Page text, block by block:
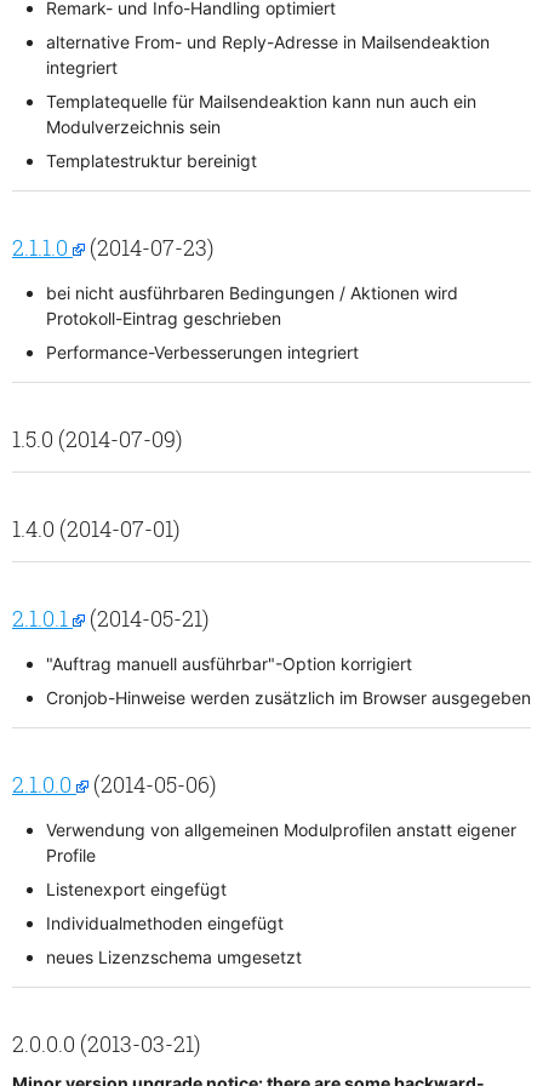
Remark- und Info-Handling optimiert
alternative From- und Reply-Adresse in Mailsendeaktion
integriert
Templatequelle für Mailsendeaktion kann nun auch ein
Modulverzeichnis sein
Templatestruktur bereinigt
2.1.1.0 (2014-07-23)
bei nicht ausführbaren Bedingungen / Aktionen wird
Protokoll-Eintrag geschrieben
Performance-Verbesserungen integriert
1.5.0 (2014-07-09)
1.4.0 (2014-07-01)
2.1.0.1 (2014-05-21)
"Auftrag manuell ausführbar"-Option korrigiert
Cronjob-Hinweise werden zusätzlich im Browser ausgegeben
2.1.0.0 (2014-05-06)
Verwendung von allgemeinen Modulprofilen anstatt eigener
Profile
Listenexport eingefügt
Individualmethoden eingefügt
neues Lizenzschema umgesetzt
2.0.0.0 (2013-03-21)